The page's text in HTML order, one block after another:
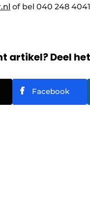
of bel 040 248
artikel? Deel
Facebook